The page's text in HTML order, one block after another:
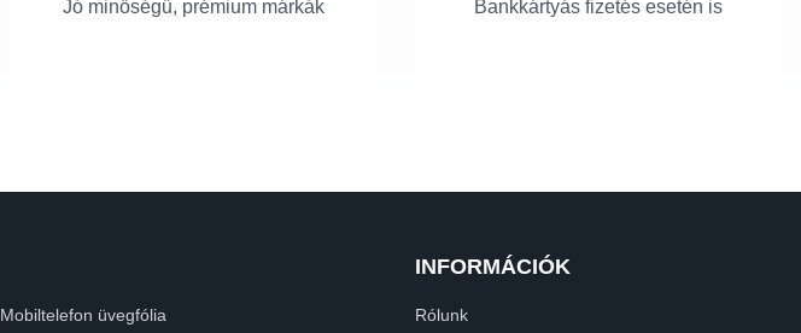
Jó minőségű, prémium márkák Bankkártyás fizetés esetén is
Mobiltelefon üvegfólia
INFORMÁCIÓK
Rólunk